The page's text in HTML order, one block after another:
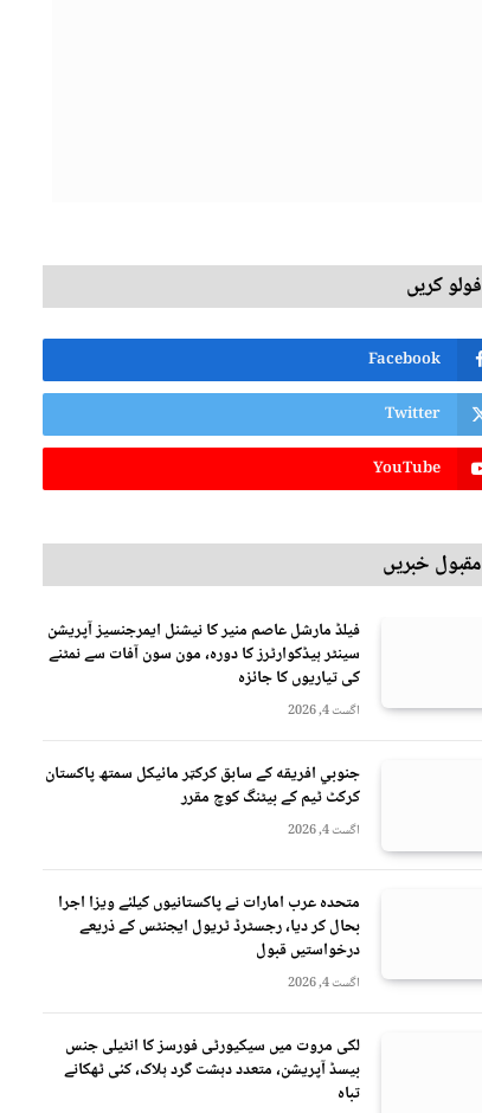
فولو کریں
Facebook
Twitter
YouTube
مقبول خبریں
فیلڈ مارشل عاصم منیر کا نیشنل ایمرجنسیز آپریشن
سینٹر ہیڈکوارٹرز کا دورہ، مون سون آفات سے نمٹنے
کی تیاریوں کا جائزہ
اگست 4, 2026
جنوبي افريقه کے سابق کرکټر مائیکل سمتھ پاکستان
کرکٹ ٹیم کے بیٹنگ کوچ مقرر
اگست 4, 2026
متحدہ عرب امارات نے پاکستانیوں کیلئے ویزا اجرا
بحال کر دیا، رجسٹرڈ ٹریول ایجنٹس کے ذریعے
درخواستیں قبول
اگست 4, 2026
لکی مروت میں سیکیورٹی فورسز کا انٹیلی جنس
بیسڈ آپریشن، متعدد دہشت گرد ہلاک، کئی ٹھکانے
تباہ